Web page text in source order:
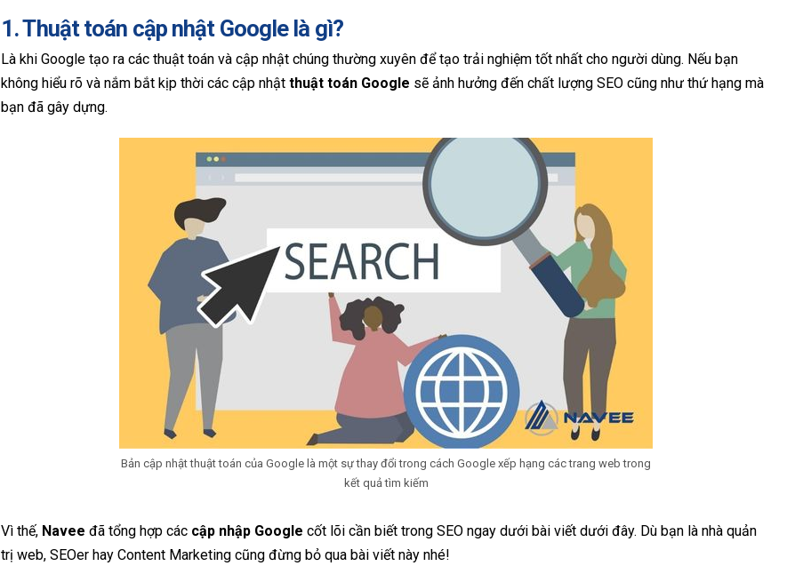
1. Thuật toán cập nhật Google là gì?
Là khi Google tạo ra các thuật toán và cập nhật chúng thường xuyên để tạo trải nghiệm tốt nhất cho người dùng. Nếu bạn
không hiểu rõ và nắm bắt kịp thời các cập nhậtthuật toán Google sẽ ảnh hưởng đến chất lượng SEO cũng như thứ hạng mà
bạn đã gây dựng.
Bản cập nhật thuật toán của Google là một sự thay đổi trong cách Google xếp hạng các trang web trong
kết quả tìm kiếm
Vì thế, Navee đã tổng hợp các cập nhập Google cốt lõi cần biết trong SEO ngay dưới bài viết dưới đây. Dù bạn là nhà quản
trị web, SEOer hay Content Marketing cũng đừng bỏ qua bài viết này nhé!